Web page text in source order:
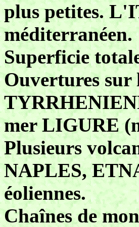
plus petites.
méditerranéen.
Superficie
Ouvertures
mer LIGURE
Plusieurs
NAPLES,
éoliennes.
Chaînes de